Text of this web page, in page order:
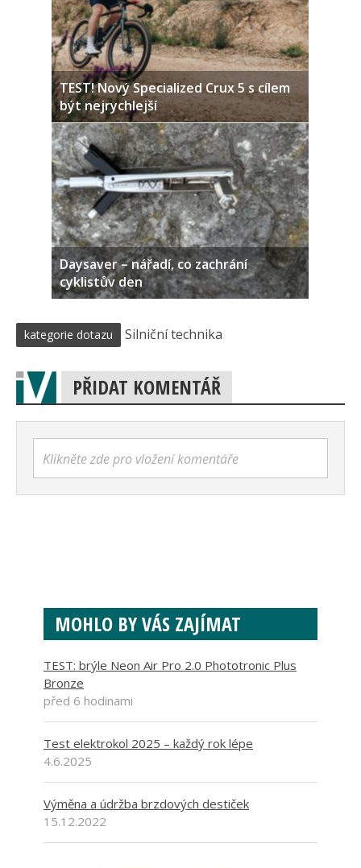
TEST! Nový Specialized Crux 5 s cílem
být nejrychlejší
Daysaver – nářadí, co zachrání
cyklistův den
kategorie dotazu Silniční technika
PŘIDAT KOMENTÁŘ
Klikněte zde pro vložení komentáře
MOHLO BY VÁS ZAJÍMAT
TEST: brýle Neon Air Pro 2.0 Phototronic Plus
Bronze
před 6 hodinami
Test elektrokol 2025 – každý rok lépe
4.6.2025
Výměna a údržba brzdových destiček
15.12.2022